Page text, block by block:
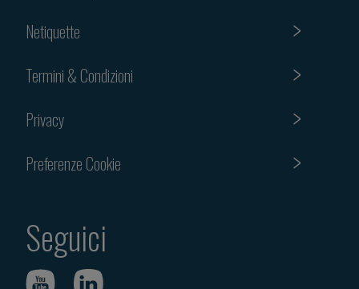
Netiquette
Termini & Condizioni
Privacy
Preferenze Cookie
Seguici